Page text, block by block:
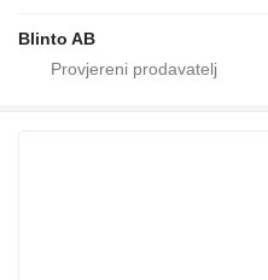
Blinto AB